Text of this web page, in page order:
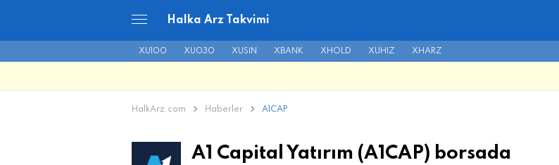
Halka Arz Takvimi
XU100 XU030 XUSIN XBANK XHOLD XUHIZ XHARZ
HalkArz.com Haberler A1CAP
A1 Capital Yatırım (A1CAP) borsada